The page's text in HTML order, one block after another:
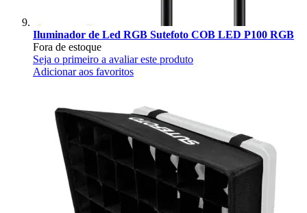
Iluminador de Led RGB Sutefoto COB LED P100 RGB
Fora de estoque
Seja o primeiro a avaliar este produto
Adicionar aos favoritos